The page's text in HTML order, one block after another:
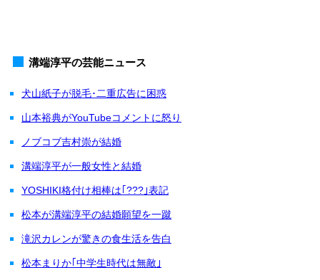
溝端淳平の芸能ニュース
犬山紙子が脱毛･二重広告に困惑
山本裕典がYouTubeコメントに怒り
ノブコブ吉村崇が結婚
溝端淳平が一般女性と結婚
YOSHIKI格付け相棒は｢???｣表記
松本が溝端淳平の結婚願望を一蹴
滝沢カレンが驚きの食生活を告白
松本まりか｢中学生時代は無敵｣